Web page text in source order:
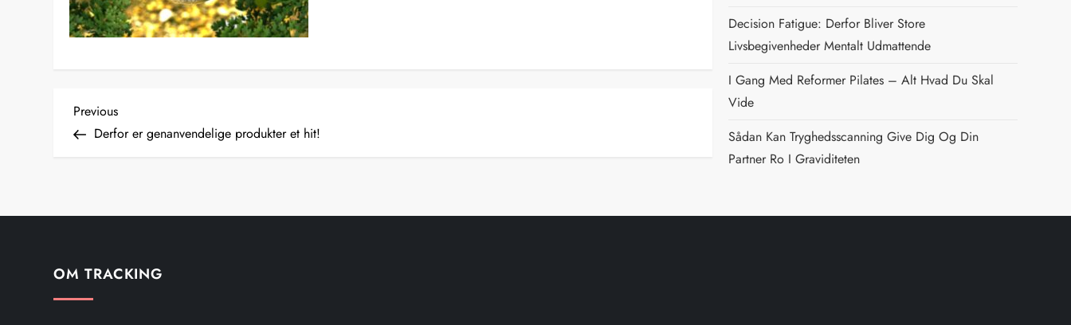
I
æ
g
Previous
Post
Previous
Derfor er genanvendelige produkter et hit!
Decision Fatigue: Derfor Bliver Store
Livsbegivenheder Mentalt Udmattende
I Gang Med Reformer Pilates – Alt Hvad Du Skal
Vide
Sådan Kan Tryghedsscanning Give Dig Og Din
Partner Ro I Graviditeten
OM TRACKING